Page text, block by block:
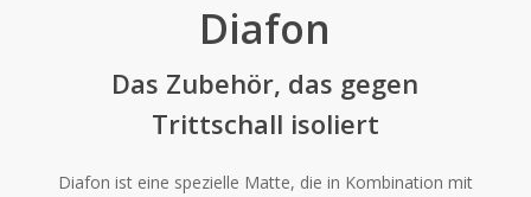
Diafon
Das Zubehör, das gegen
Trittschall isoliert
Diafon ist eine spezielle Matte, die in Kombination mit